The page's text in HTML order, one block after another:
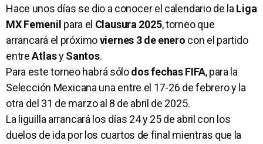
Hace unos días se dio a conocer el calendario de laLiga
MX Femenil para el Clausura 2025, torneo que
arrancará el próximoviernes 3 de enero con el partido
entreAtlasySantos.
Para este torneo habrá sólodos fechas FIFA, para la
Selección Mexicana una entre el 17-26 de febrero y la
otra del 31 de marzo al 8 de abril de 2025.
La liguilla arrancará los días 24 y 25 de abril con los
duelos de ida por los cuartos de final mientras que la